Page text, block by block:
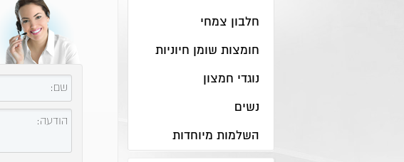
חלבון צמחי
חומצות שומן חיוניות
נוגדי חמצון
נשים
השלמות מיוחדות